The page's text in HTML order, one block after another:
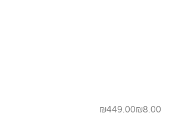
₪8.00
₪449.00